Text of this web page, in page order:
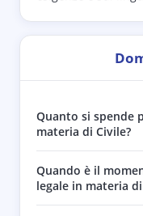
Quanto si spende
materia di Civile?
Quando è il
legale in materia